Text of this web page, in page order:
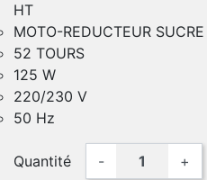
HT
MOTO-REDUCTEUR SUCRE
52 TOURS
125 W
220/230 V
50 Hz
Quantité - +